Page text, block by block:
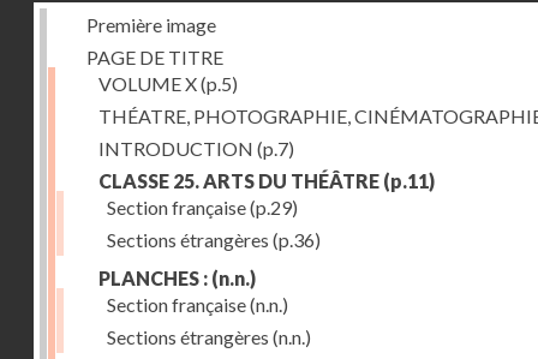
Première image
PAGE DE TITRE
VOLUME X(p.5)
THÉATRE, PHOTOGRAPHIE,
INTRODUCTION (p.7)
CLASSE 25. ARTS DU THÉÂTRE (p.11)
Section française(p.29)
Sections étrangères (p.36)
PLANCHES : (n.n.)
Section française(n.n.)
Sections étrangères (n.n.)